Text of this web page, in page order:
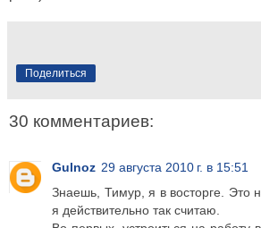
Поделиться
30 комментариев:
Gulnoz 29 августа 2010 г. в 15:51
Знаешь, Тимур, я в восторге. Это
я действительно так считаю.